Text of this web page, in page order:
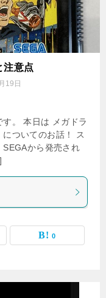
注意点
19日
。 本日は メガドラ
ついてのお話！ ス
から発売され
0